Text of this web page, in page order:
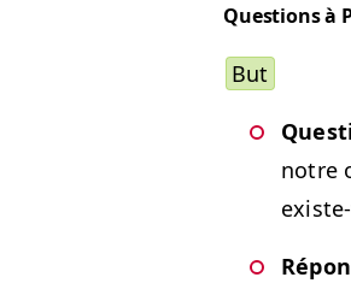
Ques­tions à
But
notre